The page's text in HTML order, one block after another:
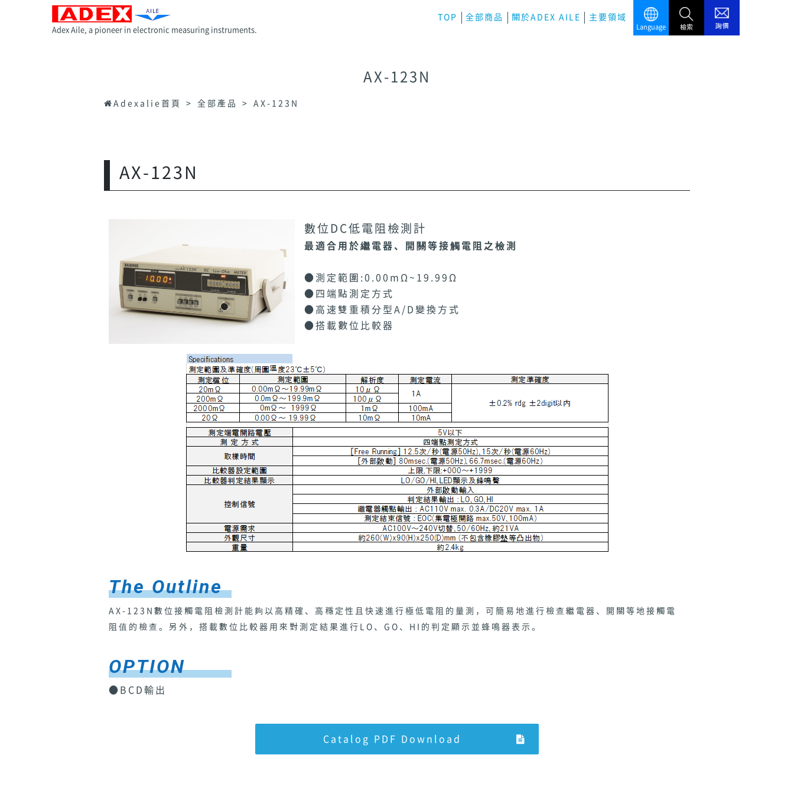
TOP 全部商品 關於ADEX AILE 主要領域
Language 檢索 詢價
Adex Aile, a pioneer in electronic measuring instruments.
AX-123N
Adexalie首頁 全部產品 AX-123N
AX-123N
數位DC低電阻檢測計
最適合用於繼電器、開關等接觸電阻之檢測
●測定範圍:0.00mΩ~19.99Ω
●四端點測定方式
●高速雙重積分型A/D變換方式
●搭載數位比較器
The Outline
AX-123N數位接觸電阻檢測計能夠以高精確、高穩定性且快速進行極低電阻的量測，可簡易地進行檢查繼電器、開關等地接觸電
阻值的檢查。另外，搭載數位比較器用來對測定結果進行LO、GO、HI的判定顯示並蜂鳴器表示。
OPTION
●BCD輸出
Catalog PDF Download